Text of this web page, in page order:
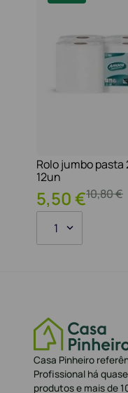
Rolo jumbo pasta
12un
10,80€
5,50€
1
Casa Pinheiro
Profissional há
produtos e mais de